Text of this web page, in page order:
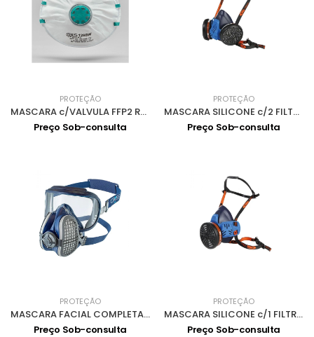
PROTEÇÃO
MASCARA c/VALVULA FFP2 RD BLS 129BW 0501031
Preço Sob-consulta
PROTEÇÃO
MASCARA SILICONE c/2 FILTROS A1 e VALVULA 0503002
Preço Sob-consulta
PROTEÇÃO
MASCARA FACIAL COMPLETA c/2 FILTROS P3 0502013
Preço Sob-consulta
PROTEÇÃO
MASCARA SILICONE c/1 FILTROS A1 e VALVULA FIELD
Preço Sob-consulta